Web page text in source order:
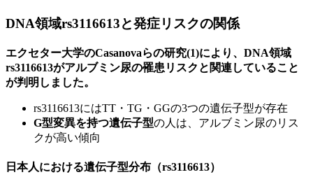
DNA領域rs3116613と発症リスクの関係
エクセター大学のCasanovaらの研究(1)により、DNA領域
rs3116613がアルブミン尿の罹患リスクと関連していること
が判明しました。
rs3116613にはTT・TG・GGの3つの遺伝子型が存在
G型変異を持つ遺伝子型の人は、アルブミン尿のリス
クが高い傾向
日本人における遺伝子型分布（rs3116613）